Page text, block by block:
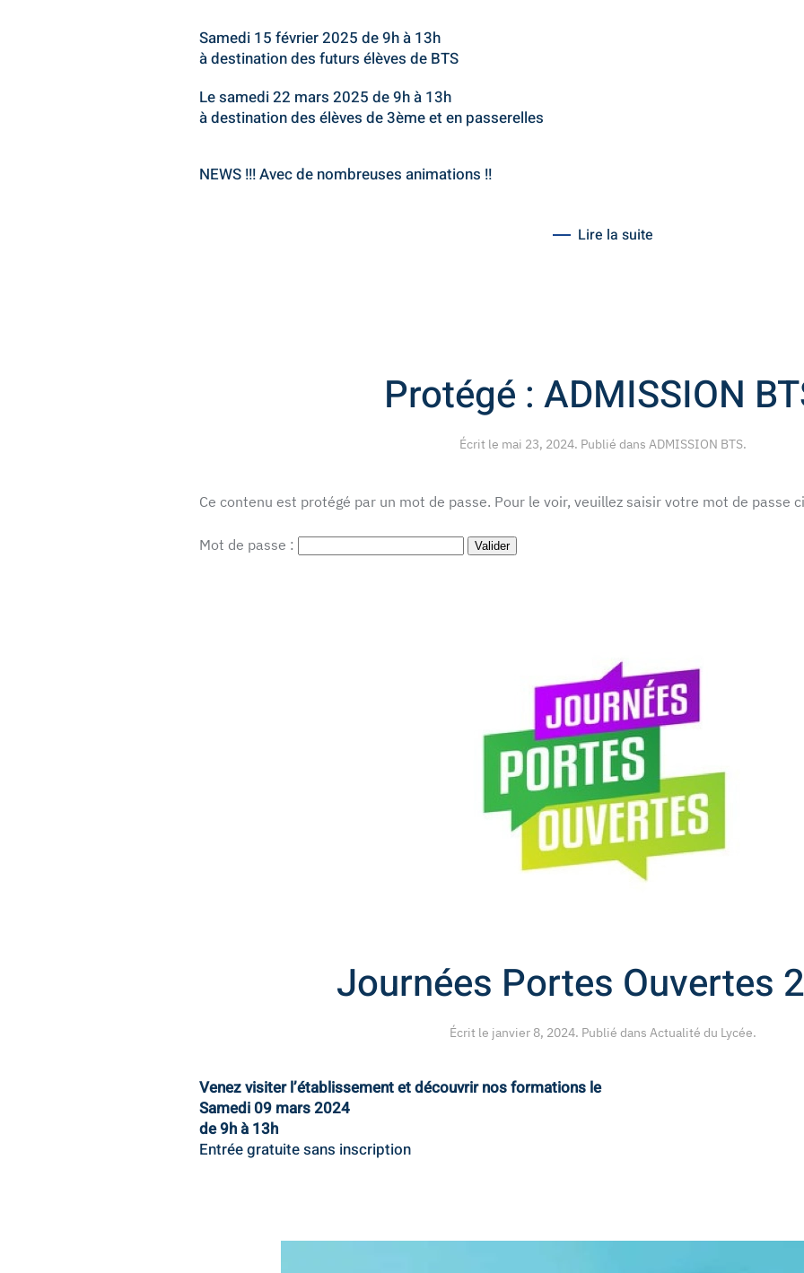
Samedi 15 février 2025 de 9h à 13h
à destination des futurs élèves de BTS
Le samedi 22 mars 2025 de 9h à 13h
à destination des élèves de 3ème et en passerelles
NEWS !!! Avec de nombreuses animations !!
Lire la suite
Protégé : ADMISSION
Écrit le mai 23, 2024. Publié dans ADMISSION BTS.
Ce contenu est protégé par un mot de passe. Pour le voir, veuillez saisir votre mot de passe
Mot de passe :
Journées Portes Ouvertes
Écrit le janvier 8, 2024. Publié dans Actualité du Lycée.
Venez visiter l’établissement et découvrir nos formations le
Samedi 09 mars 2024
de 9h à 13h
Entrée gratuite sans inscription